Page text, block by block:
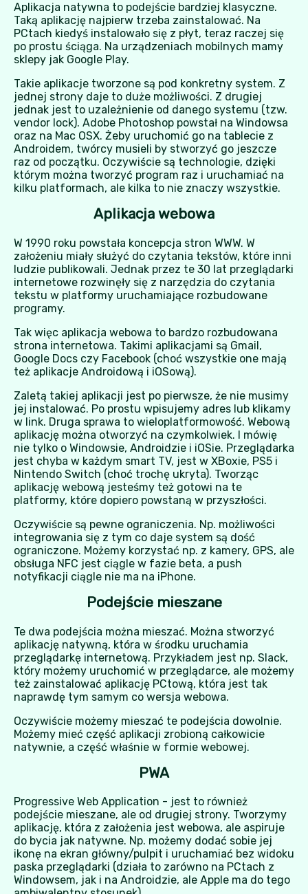
Aplikacja natywna to podejście bardziej klasyczne.
Taką aplikację najpierw trzeba zainstalować. Na
PCtach kiedyś instalowało się z płyt, teraz raczej się
po prostu ściąga. Na urządzeniach mobilnych mamy
sklepy jak Google Play.
Takie aplikacje tworzone są pod konkretny system. Z
jednej strony daje to duże możliwości. Z drugiej
jednak jest to uzależnienie od danego systemu (tzw.
vendor lock). Adobe Photoshop powstał na Windowsa
oraz na Mac OSX. Żeby uruchomić go na tablecie z
Androidem, twórcy musieli by stworzyć go jeszcze
raz od początku. Oczywiście są technologie, dzięki
którym można tworzyć program raz i uruchamiać na
kilku platformach, ale kilka to nie znaczy wszystkie.
Aplikacja webowa
W 1990 roku powstała koncepcja stron WWW. W
założeniu miały służyć do czytania tekstów, które inni
ludzie publikowali. Jednak przez te 30 lat przeglądarki
internetowe rozwinęły się z narzędzia do czytania
tekstu w platformy uruchamiające rozbudowane
programy.
Tak więc aplikacja webowa to bardzo rozbudowana
strona internetowa. Takimi aplikacjami są Gmail,
Google Docs czy Facebook (choć wszystkie one mają
też aplikacje Androidową i iOSową).
Zaletą takiej aplikacji jest po pierwsze, że nie musimy
jej instalować. Po prostu wpisujemy adres lub klikamy
w link. Druga sprawa to wieloplatformowość. Webową
aplikację można otworzyć na czymkolwiek. I mówię
nie tylko o Windowsie, Androidzie i iOSie. Przeglądarka
jest chyba w każdym smart TV, jest w XBoxie, PS5 i
Nintendo Switch (choć trochę ukryta). Tworząc
aplikację webową jesteśmy też gotowi na te
platformy, które dopiero powstaną w przyszłości.
Oczywiście są pewne ograniczenia. Np. możliwości
integrowania się z tym co daje system są dość
ograniczone. Możemy korzystać np. z kamery, GPS, ale
obsługa NFC jest ciągle w fazie beta, a push
notyfikacji ciągle nie ma na iPhone.
Podejście mieszane
Te dwa podejścia można mieszać. Można stworzyć
aplikację natywną, która w środku uruchamia
przeglądarkę internetową. Przykładem jest np. Slack,
który możemy uruchomić w przeglądarce, ale możemy
też zainstalować aplikację PCtową, która jest tak
naprawdę tym samym co wersja webowa.
Oczywiście możemy mieszać te podejścia dowolnie.
Możemy mieć część aplikacji zrobioną całkowicie
natywnie, a część właśnie w formie webowej.
PWA
Progressive Web Application - jest to również
podejście mieszane, ale od drugiej strony. Tworzymy
aplikację, która z założenia jest webowa, ale aspiruje
do bycia jak natywne. Np. możemy dodać sobie jej
ikonę na ekran główny/pulpit i uruchamiać bez widoku
paska przeglądarki (działa to zarówno na PCtach z
Windowsem, jak i na Androidzie, ale Apple ma do tego